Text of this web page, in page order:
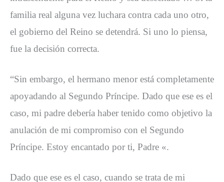
familia real alguna vez luchara contra cada uno otro,
el gobierno del Reino se detendrá. Si uno lo piensa,
fue la decisión correcta.
“Sin embargo, el hermano menor está completamente
apoyadando al Segundo Príncipe. Dado que ese es el
caso, mi padre debería haber tenido como objetivo la
anulación de mi compromiso con el Segundo
Príncipe. Estoy encantado por ti, Padre «.
Dado que ese es el caso, cuando se trata de mi